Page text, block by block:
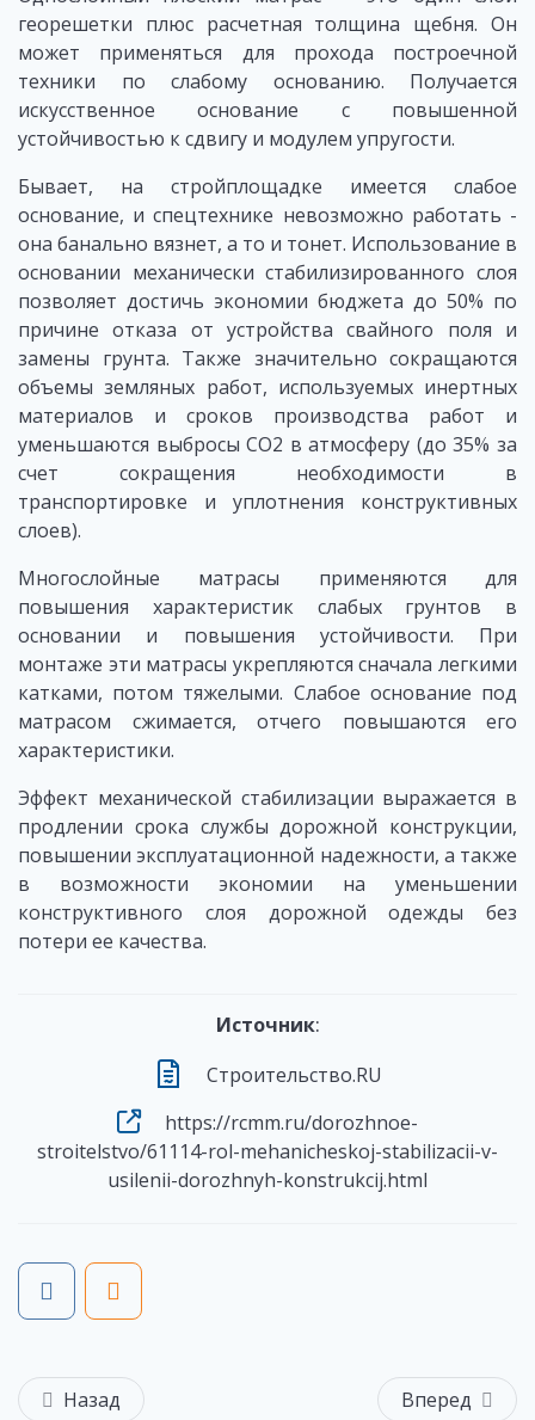
георешетки плюс расчетная толщина щебня. Он
может применяться для прохода построечной
техники по слабому основанию. Получается
искусственное основание с повышенной
устойчивостью к сдвигу и модулем упругости.
Бывает, на стройплощадке имеется слабое
основание, и спецтехнике невозможно работать -
она банально вязнет, а то и тонет. Использование в
основании механически стабилизированного слоя
позволяет достичь экономии бюджета до 50% по
причине отказа от устройства свайного поля и
замены грунта. Также значительно сокращаются
объемы земляных работ, используемых инертных
материалов и сроков производства работ и
уменьшаются выбросы СО2 в атмосферу (до 35% за
счет сокращения необходимости в
транспортировке и уплотнения конструктивных
слоев).
Многослойные матрасы применяются для
повышения характеристик слабых грунтов в
основании и повышения устойчивости. При
монтаже эти матрасы укрепляются сначала легкими
катками, потом тяжелыми. Слабое основание под
матрасом сжимается, отчего повышаются его
характеристики.
Эффект механической стабилизации выражается в
продлении срока службы дорожной конструкции,
повышении эксплуатационной надежности, а также
в возможности экономии на уменьшении
конструктивного слоя дорожной одежды без
потери ее качества.
Источник:
Строительство.RU
https://rcmm.ru/dorozhnoe-
stroitelstvo/61114-rol-mehanicheskoj-stabilizacii-v-
usilenii-dorozhnyh-konstrukcij.html
Назад Вперед